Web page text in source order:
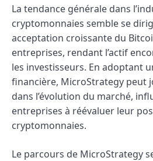
La tendance générale dans
cryptomonnaies semble se
acceptation croissante du
entreprises, rendant l’actif
les investisseurs. En adoptant
financière, MicroStrategy peut
dans l’évolution du marché,
entreprises à réévaluer leur
cryptomonnaies.
Le parcours de MicroStrategy